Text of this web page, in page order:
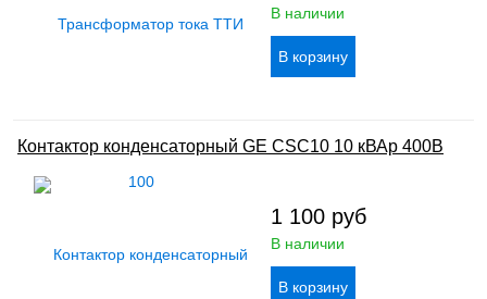
В наличии
Контактор конденсаторный GE CSC10 10 кВАр 400В
1 100 руб
В наличии